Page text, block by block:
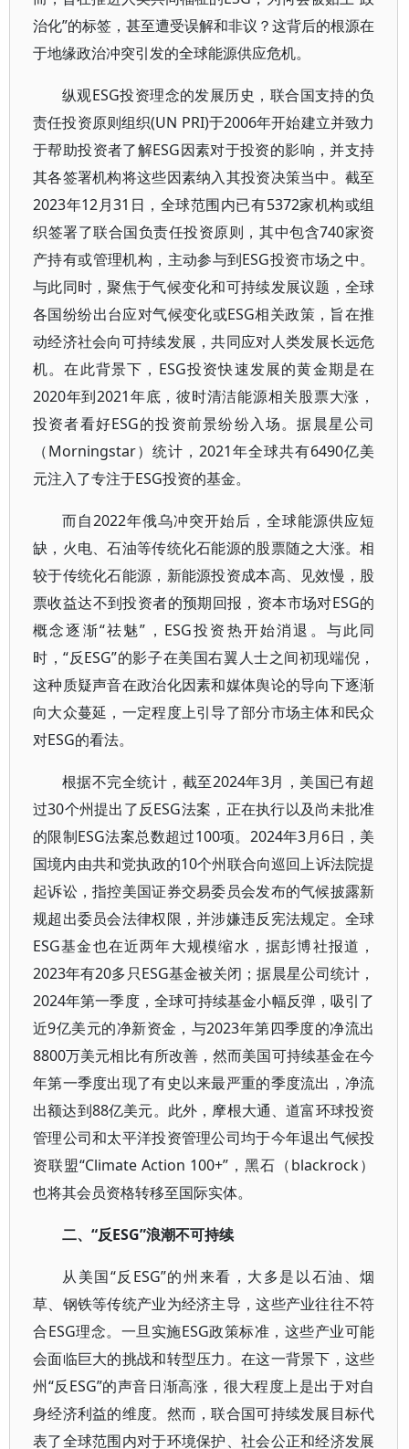
治化”的标签，甚至遭受误解和非议？这背后的根源在
于地缘政治冲突引发的全球能源供应危机。
纵观ESG投资理念的发展历史，联合国支持的负
责任投资原则组织(UN PRI)于2006年开始建立并致力
于帮助投资者了解ESG因素对于投资的影响，并支持
其各签署机构将这些因素纳入其投资决策当中。截至
2023年12月31日，全球范围内已有5372家机构或组
织签署了联合国负责任投资原则，其中包含740家资
产持有或管理机构，主动参与到ESG投资市场之中。
与此同时，聚焦于气候变化和可持续发展议题，全球
各国纷纷出台应对气候变化或ESG相关政策，旨在推
动经济社会向可持续发展，共同应对人类发展长远危
机。在此背景下，ESG投资快速发展的黄金期是在
2020年到2021年底，彼时清洁能源相关股票大涨，
投资者看好ESG的投资前景纷纷入场。据晨星公司
（Morningstar）统计，2021年全球共有6490亿美
元注入了专注于ESG投资的基金。
而自2022年俄乌冲突开始后，全球能源供应短
缺，火电、石油等传统化石能源的股票随之大涨。相
较于传统化石能源，新能源投资成本高、见效慢，股
票收益达不到投资者的预期回报，资本市场对ESG的
概念逐渐“祛魅”，ESG投资热开始消退。与此同
时，“反ESG”的影子在美国右翼人士之间初现端倪，
这种质疑声音在政治化因素和媒体舆论的导向下逐渐
向大众蔓延，一定程度上引导了部分市场主体和民众
对ESG的看法。
根据不完全统计，截至2024年3月，美国已有超
过30个州提出了反ESG法案，正在执行以及尚未批准
的限制ESG法案总数超过100项。2024年3月6日，美
国境内由共和党执政的10个州联合向巡回上诉法院提
起诉讼，指控美国证券交易委员会发布的气候披露新
规超出委员会法律权限，并涉嫌违反宪法规定。全球
ESG基金也在近两年大规模缩水，据彭博社报道，
2023年有20多只ESG基金被关闭；据晨星公司统计，
2024年第一季度，全球可持续基金小幅反弹，吸引了
近9亿美元的净新资金，与2023年第四季度的净流出
8800万美元相比有所改善，然而美国可持续基金在今
年第一季度出现了有史以来最严重的季度流出，净流
出额达到88亿美元。此外，摩根大通、道富环球投资
管理公司和太平洋投资管理公司均于今年退出气候投
资联盟“Climate Action 100+”，黑石（blackrock）
也将其会员资格转移至国际实体。
二、“反ESG”浪潮不可持续
从美国“反ESG”的州来看，大多是以石油、烟
草、钢铁等传统产业为经济主导，这些产业往往不符
合ESG理念。一旦实施ESG政策标准，这些产业可能
会面临巨大的挑战和转型压力。在这一背景下，这些
州“反ESG”的声音日渐高涨，很大程度上是出于对自
身经济利益的维度。然而，联合国可持续发展目标代
表了全球范围内对于环境保护、社会公正和经济发展